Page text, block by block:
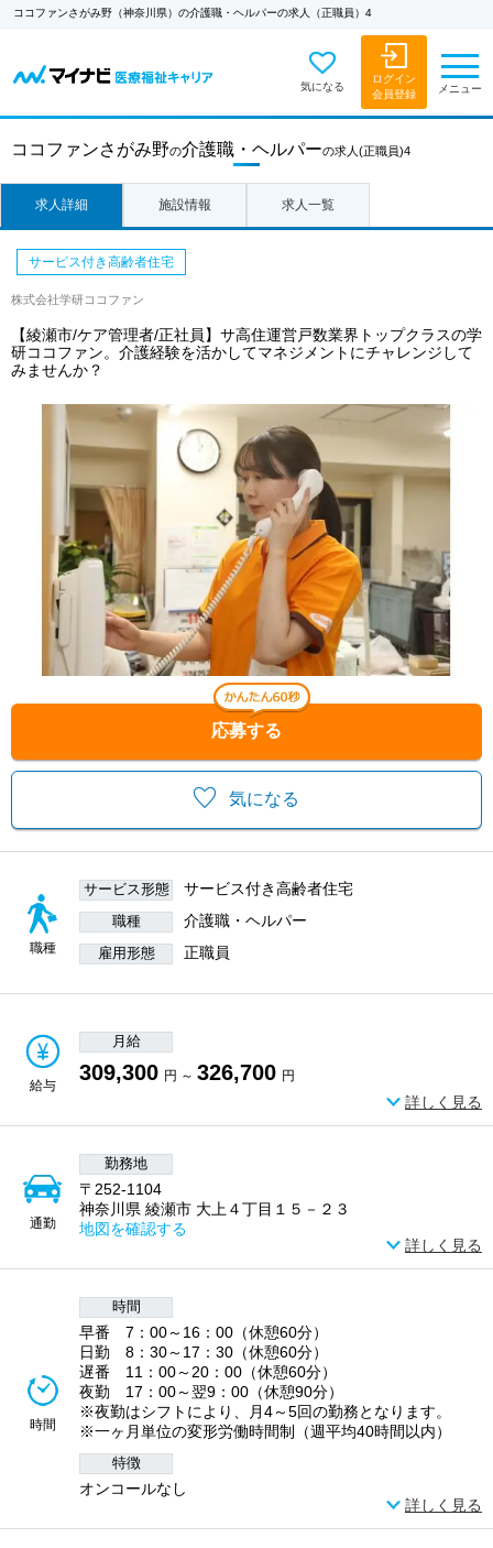
ココファンさがみ野（神奈川県）の介護職・ヘルパーの求人（正職員）4
気になる
ログイン
会員登録
メニュー
ココファンさがみ野の介護職・ヘルパーの求人 (正職員)4
求人詳細 施設情報 求人一覧
気になる
応募する
サービス付き高齢者住宅
株式会社学研ココファン
【綾瀬市/ケア管理者/正社員】サ高住運営戸数業界トップクラスの学
研ココファン。介護経験を活かしてマネジメントにチャレンジして
みませんか？
職種
サービス形態 サービス付き高齢者住宅
職種 介護職・ヘルパー
雇用形態 正職員
給与
月給
309,300 円 ～ 326,700 円
詳しく見る
通勤
勤務地
〒252-1104
神奈川県 綾瀬市 大上４丁目１５－２３
地図を確認する
詳しく見る
時間
時間
早番 7：00～16：00（休憩60分）
日勤 8：30～17：30（休憩60分）
遅番 11：00～20：00（休憩60分）
夜勤 17：00～翌9：00（休憩90分）
※夜勤はシフトにより、月4～5回の勤務となります。
※一ヶ月単位の変形労働時間制（週平均40時間以内）
特徴
オンコールなし
詳しく見る